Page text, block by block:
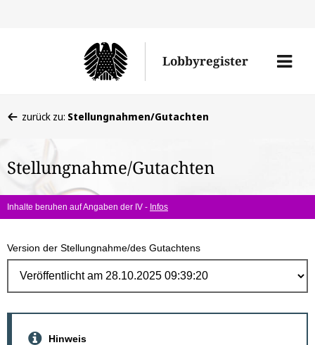
Lobbyregister
Menü
befinden
hier:
zurück zu: Stellungnahmen/Gutachten
Stellungnahme/Gutachten
Inhalte beruhen auf Angaben der IV - Infos
Version der Stellungnahme/des Gutachtens
Hinweis